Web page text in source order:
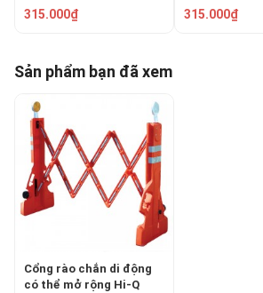
3000
315.000₫ 315.000₫
Sản phẩm bạn đã xem
Cổng rào chắn di động
có thể mở rộng Hi-Q